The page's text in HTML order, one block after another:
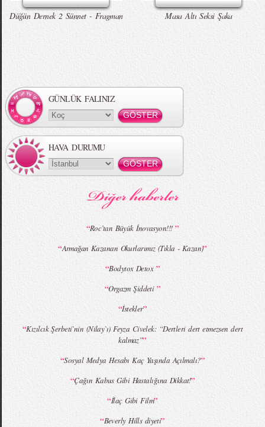
MBFWI - Gülçin Çengel 2015 Yaz
MBFWI - Zeynep Erdoğan 2015 Yaz
MBFWI - Giray Sepin 2015 Yaz Koleksiyonu MBFWI - Burçe Bekrek 2015 Yaz Koleksiyonu
Düğün Dernek 2 Sünnet - Fragman Masa Altı Seksi Şaka
GÜNLÜK FALINIZ
HAVA DURUMU
“Roc’tan Büyük İnovasyon!!! ”
“Armağan Kazanan Okurlarımız (Tıkla - Kazan)”
“Bodytox Detox ”
“Orgazm Şiddeti ”
“İstekler”
“Kızılcık Şerbeti`nin (Nilay`ı) Feyza Civelek: “Dertleri dert etmezsen dert
kalmaz””
“Sosyal Medya Hesabı Kaç Yaşında Açılmalı?”
“Çağın Kabus Gibi Hastalığına Dikkat!”
“İlaç Gibi Film”
“Beverly Hills diyeti”